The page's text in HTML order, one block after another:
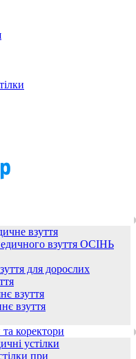
взуття
взуття ОСІНЬ
для дорослих
взуття
взуття
коректори
устілки
при